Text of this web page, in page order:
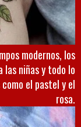
modernos, los
las niñas y todo lo
el pastel y el
rosa.